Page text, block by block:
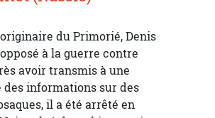
du Primorié, Denis
à la guerre contre
avoir transmis à une
des informations sur des
il a été arrêté en